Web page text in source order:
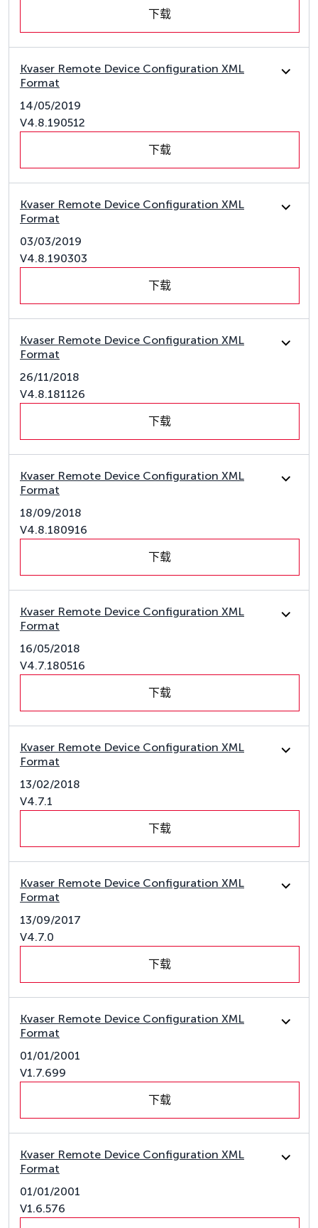
下载
Kvaser Remote Device Configuration XML
Format
14/05/2019
V4.8.190512
下载
Kvaser Remote Device Configuration XML
Format
03/03/2019
V4.8.190303
下载
Kvaser Remote Device Configuration XML
Format
26/11/2018
V4.8.181126
下载
Kvaser Remote Device Configuration XML
Format
18/09/2018
V4.8.180916
下载
Kvaser Remote Device Configuration XML
Format
16/05/2018
V4.7.180516
下载
Kvaser Remote Device Configuration XML
Format
13/02/2018
V4.7.1
下载
Kvaser Remote Device Configuration XML
Format
13/09/2017
V4.7.0
下载
Kvaser Remote Device Configuration XML
Format
01/01/2001
V1.7.699
下载
Kvaser Remote Device Configuration XML
Format
01/01/2001
V1.6.576